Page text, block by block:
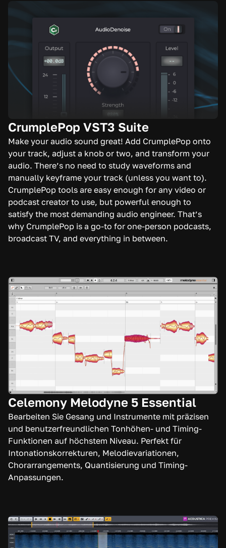
CrumplePop VST3 Suite
Make your audio sound great! Add CrumplePop onto
your track, adjust a knob or two, and transform your
audio. There’s no need to study waveforms and
manually keyframe your track (unless you want to).
CrumplePop tools are easy enough for any video or
podcast creator to use, but powerful enough to
satisfy the most demanding audio engineer. That’s
why CrumplePop is a go-to for one-person podcasts,
broadcast TV, and everything in between.
Celemony Melodyne 5 Essential
Bearbeiten Sie Gesang und Instrumente mit präzisen
und benutzerfreundlichen Tonhöhen- und Timing-
Funktionen auf höchstem Niveau. Perfekt für
Intonationskorrekturen, Melodievariationen,
Chorarrangements, Quantisierung und Timing-
Anpassungen.